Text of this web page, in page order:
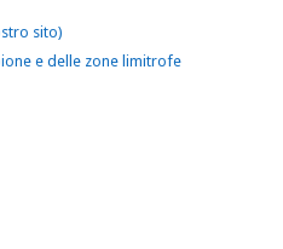
sito)
e delle zone limitrofe